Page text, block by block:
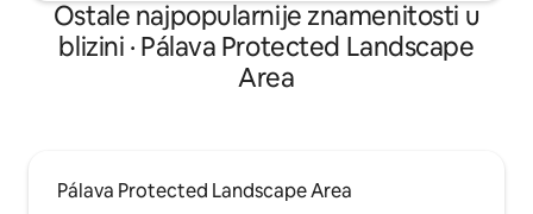
Ostale najpopularnije znamenitosti u
blizini · Pálava Protected Landscape
Area
Pálava Protected Landscape Area